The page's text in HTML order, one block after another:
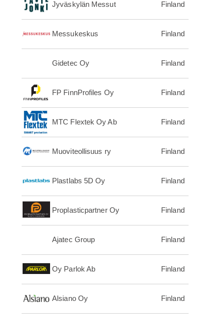
Jyväskylän Messut Finland
Messukeskus Finland
Gidetec Oy Finland
FP FinnProfiles Oy Finland
MTC Flextek Oy Ab Finland
Muoviteollisuus ry Finland
Plastlabs 5D Oy Finland
Proplasticpartner Oy Finland
Ajatec Group Finland
Oy Parlok Ab Finland
Alsiano Oy Finland